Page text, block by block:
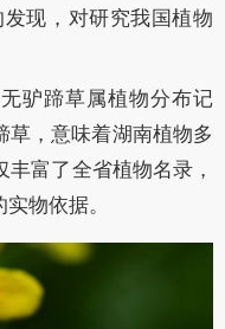
现，对研究我国植物
驴蹄草属植物分布记
草，意味着湖南植物多
富了全省植物名录，
物依据。